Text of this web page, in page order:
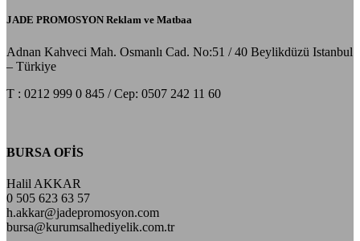
JADE PROMOSYON Reklam ve Matbaa
Adnan Kahveci Mah. Osmanlı Cad. No:51 / 40 Beylikdüzü Istanbul
– Türkiye
T : 0212 999 0 845 / Cep: 0507 242 11 60
BURSA OFİS
Halil AKKAR
0 505 623 63 57
h.akkar@jadepromosyon.com
bursa@kurumsalhediyelik.com.tr